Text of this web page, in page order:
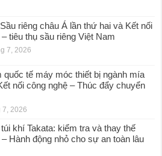
riêng châu Á lần thứ hai và Kết nối
tiêu thụ sầu riêng Việt Nam
7, 2026
quốc tế máy móc thiết bị ngành mía
nối công nghệ – Thúc đẩy chuyển
7, 2026
khí Takata: kiểm tra và thay thế
Hành động nhỏ cho sự an toàn lâu